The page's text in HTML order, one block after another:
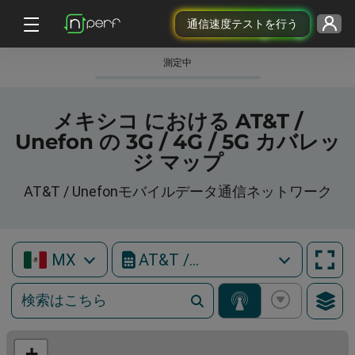
通信速度テストを行う
測定中
メキシコ における AT&T /
Unefon の 3G / 4G / 5G カバレッ
ジ マップ
AT&T / Unefonモバイルデータ通信ネットワーク
MX AT&T / Unefon